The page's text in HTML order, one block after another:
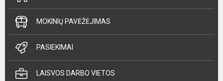
MOKINIŲ PAVĖŽĖJIMAS
PASIEKIMAI
LAISVOS DARBO VIETOS